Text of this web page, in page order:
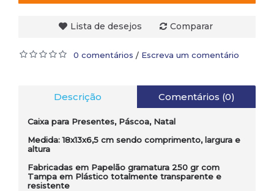
Lista de desejos Comparar
0 comentários / Escreva um comentário
Descrição Comentários (0)
Caixa para Presentes, Páscoa, Natal
Medida: 18x13x6,5 cm sendo comprimento, largura e
altura
Fabricadas em Papelão gramatura 250 gr com
Tampa em Plástico totalmente transparente e
resistente